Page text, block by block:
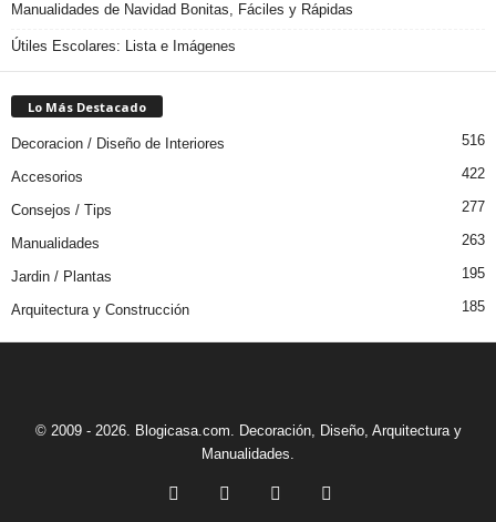
Manualidades de Navidad Bonitas, Fáciles y Rápidas
Útiles Escolares: Lista e Imágenes
Lo Más Destacado
Decoracion / Diseño de Interiores 516
Accesorios 422
Consejos / Tips 277
Manualidades 263
Jardin / Plantas 195
Arquitectura y Construcción 185
© 2009 - 2026. Blogicasa.com. Decoración, Diseño, Arquitectura y
Manualidades.